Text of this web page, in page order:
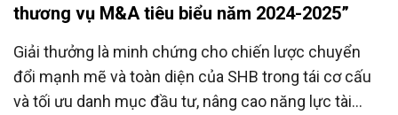
thương vụ M&A tiêu biểu năm 2024-2025”
Giải thưởng là minh chứng cho chiến lược chuyển
đổi mạnh mẽ và toàn diện của SHB trong tái cơ cấu
và tối ưu danh mục đầu tư, nâng cao năng lực tài